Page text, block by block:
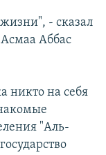
- сказал
Аббас
никто на себя
"Аль-